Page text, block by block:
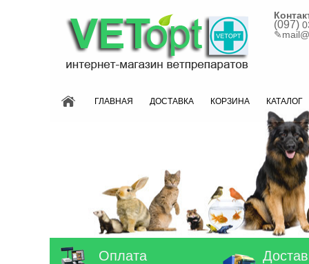
(097)
✎
ГЛАВНАЯ ДОСТАВКА КОРЗИНА КАТАЛОГ
Оплата